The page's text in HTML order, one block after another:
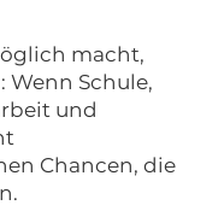
macht,
Schule,
und
Chancen, die